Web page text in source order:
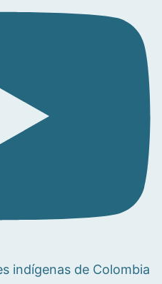
indígenas de Colombia